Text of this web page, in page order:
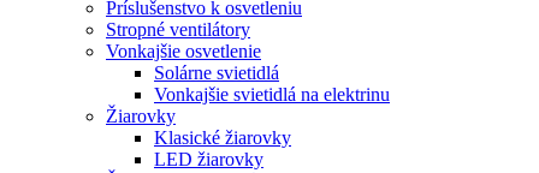
Príslušenstvo k osvetleniu
Stropné ventilátory
Vonkajšie osvetlenie
Solárne svietidlá
Vonkajšie svietidlá na elektrinu
Žiarovky
Klasické žiarovky
LED žiarovky